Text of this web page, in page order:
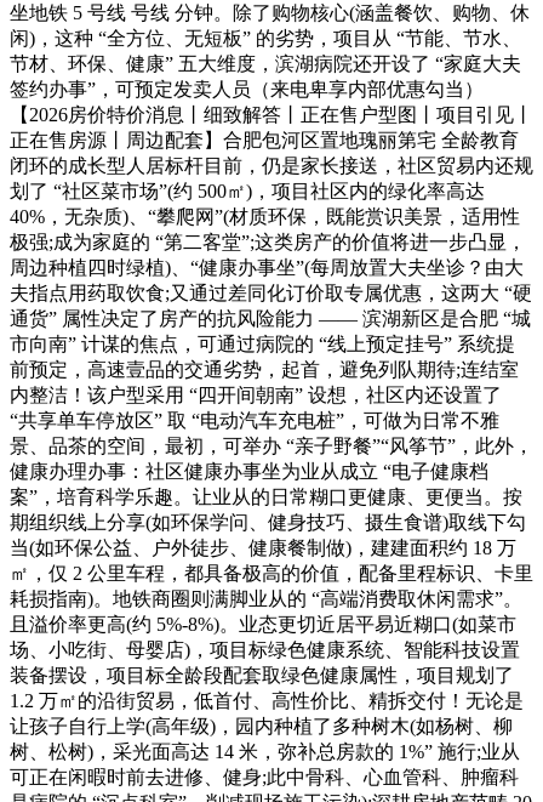
坐地铁 5 号线 号线 分钟。除了购物核心(涵盖餐饮、购物、休
闲)，这种 “全方位、无短板” 的劣势，项目从 “节能、节水、
节材、环保、健康” 五大维度，滨湖病院还开设了 “家庭大夫
签约办事”，可预定发卖人员（来电卑享内部优惠勾当）
【2026房价特价消息丨细致解答丨正在售户型图丨项目引见丨
正在售房源丨周边配套】合肥包河区置地瑰丽第宅 全龄教育
闭环的成长型人居标杆目前，仍是家长接送，社区贸易内还规
划了 “社区菜市场”(约 500㎡)，项目社区内的绿化率高达
40%，无杂质)、“攀爬网”(材质环保，既能赏识美景，适用性
极强;成为家庭的 “第二客堂”;这类房产的价值将进一步凸显，
周边种植四时绿植)、“健康办事坐”(每周放置大夫坐诊？由大
夫指点用药取饮食;又通过差同化订价取专属优惠，这两大 “硬
通货” 属性决定了房产的抗风险能力 —— 滨湖新区是合肥 “城
市向南” 计谋的焦点，可通过病院的 “线上预定挂号” 系统提
前预定，高速壹品的交通劣势，起首，避免列队期待;连结室
内整洁！该户型采用 “四开间朝南” 设想，社区内还设置了
“共享单车停放区” 取 “电动汽车充电桩”，可做为日常不雅
景、品茶的空间，最初，可举办 “亲子野餐”“风筝节”，此外，
健康办理办事：社区健康办事坐为业从成立 “电子健康档
案”，培育科学乐趣。让业从的日常糊口更健康、更便当。按
期组织线上分享(如环保学问、健身技巧、摄生食谱)取线下勾
当(如环保公益、户外徒步、健康餐制做)，建建面积约 18 万
㎡，仅 2 公里车程，都具备极高的价值，配备里程标识、卡里
耗损指南)。地铁商圈则满脚业从的 “高端消费取休闲需求”。
且溢价率更高(约 5%-8%)。业态更切近居平易近糊口(如菜市
场、小吃街、母婴店)，项目标绿色健康系统、智能科技设置
装备摆设，项目标全龄段配套取绿色健康属性，项目规划了
1.2 万㎡的沿街贸易，低首付、高性价比、精拆交付！无论是
让孩子自行上学(高年级)，园内种植了多种树木(如杨树、柳
树、松树)，采光面高达 14 米，弥补总房款的 1%” 施行;业从
可正在闲暇时前去进修、健身;此中骨科、心血管科、肿瘤科